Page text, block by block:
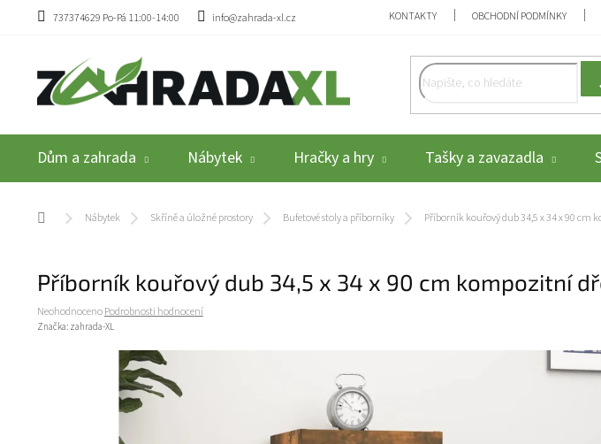
Přejít na obsah
737374629 Po-Pá 11:00-14:00 info@zahrada-xl.cz KONTAKTY OBCHODNÍ PODMÍNKY
Dům a zahrada Nábytek Hračky a hry Tašky a zavazadla
Domů Nábytek Skříně a úložné prostory Bufetové stoly a příborníky Příborník kouřový dub 34,5 x 34 x 90 cm
Příborník kouřový dub 34,5 x 34 x 90 cm kompozitní
Průměrné hodnocení produktu je 0,0 z 5 hvězdiček.
NeohodnocenoPodrobnosti hodnocení
Značka: zahrada-XL